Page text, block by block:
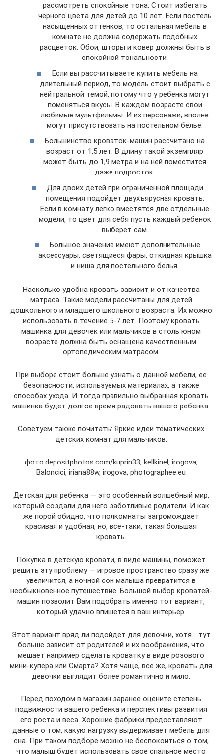
рассмотреть спокойные тона. Стоит избегать
черного цвета для детей до 10 лет. Если постель
насыщенных оттенков, то остальная мебель в
комнате не должна содержать подобных
расцветок. Обои, шторы и ковер должны быть в
спокойной тональности.
Если вы рассчитываете купить мебель на
длительный период, то модель стоит выбрать с
нейтральной темой, потому что у ребенка могут
поменяться вкусы. В каждом возрасте свои
любимые мультфильмы. И их персонажи, вполне
могут присутствовать на постельном белье.
Большинство кроваток-машин рассчитано на
возраст от 1,5 лет. В длину такой экземпляр
может быть до 1,9 метра и на ней поместится
даже подросток.
Для двоих детей при ограниченной площади
помещения подойдет двухъярусная кровать.
Если в комнату легко вместятся две отдельные
модели, то цвет для себя пусть каждый ребенок
выберет сам.
Большое значение имеют дополнительные
аксессуары: светящиеся фары, откидная крышка
и ниша для постельного белья.
Насколько удобна кровать зависит и от качества
матраса. Такие модели рассчитаны для детей
дошкольного и младшего школьного возраста. Их можно
использовать в течение 5-7 лет. Поэтому кровать
машинка для девочек или мальчиков в столь юном
возрасте должна быть оснащена качественным
ортопедическим матрасом.
При выборе стоит больше узнать о данной мебели, ее
безопасности, используемых материалах, а также
способах ухода. И тогда правильно выбранная кровать
машинка будет долгое время радовать вашего ребенка.
Советуем также почитать: Яркие идеи тематических
детских комнат для мальчиков.
фото:depositphotos.com/kuprin33, kellkinel, irogova,
Baloncici, iriana88w, irogova, photographee.eu
Детская для ребенка — это особенный волшебный мир,
который создали для него заботливые родители. И как
же порой обидно, что полкомнаты загромождает
красивая и удобная, но, все-таки, такая большая
кровать.
Покупка в детскую кровати, в виде машины, поможет
решить эту проблему — игровое пространство сразу же
увеличится, а ночной сон малыша превратится в
необыкновенное путешествие. Большой выбор кроватей-
машин позволит Вам подобрать именно тот вариант,
который удачно впишется в ваш интерьер.
Этот вариант вряд ли подойдет для девочки, хотя… тут
больше зависит от родителей и их воображения, что
мешает например сделать кроватку в виде розового
мини-купера или Смарта? Хотя чаще, все же, кровать для
девочки выглядит более романтично и мило.
Перед походом в магазин заранее оцените степень
подвижности вашего ребенка и перспективы развития
его роста и веса. Хорошие фабрики предоставляют
данные о том, какую нагрузку выдерживает мебель для
сна. При таком подборе можно не беспокоиться о том,
что малыш будет использовать свое спальное место